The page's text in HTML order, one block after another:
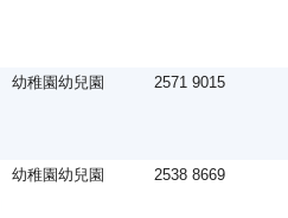
幼稚園幼兒園 2571 9015
幼稚園幼兒園 2538 8669